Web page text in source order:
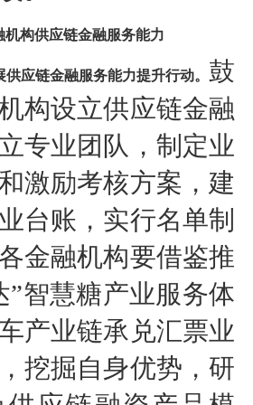
机构供应链金融服务能力
供应链金融服务能力提升行动。 鼓
构设立供应链金融
专业团队，制定业
激励考核方案，建
台账，实行名单制
金融机构要借鉴推
”智慧糖产业服务体
产业链承兑汇票业
挖掘自身优势，研